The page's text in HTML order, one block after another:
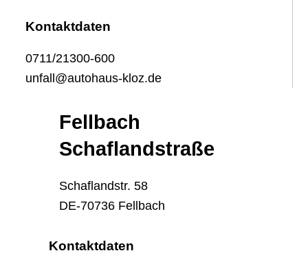
Kontaktdaten
0711/21300-600
unfall@autohaus-kloz.de
Fellbach
Schaflandstraße
Schaflandstr. 58
DE-70736 Fellbach
Kontaktdaten